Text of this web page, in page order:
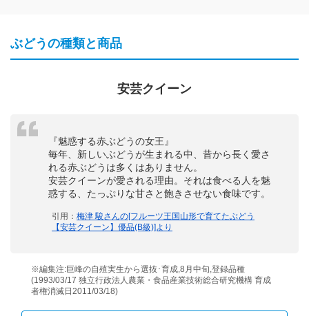
ぶどうの種類と商品
安芸クイーン
『魅惑する赤ぶどうの女王』
毎年、新しいぶどうが生まれる中、昔から長く愛さ
れる赤ぶどうは多くはありません。
安芸クイーンが愛される理由。それは食べる人を魅
惑する、たっぷりな甘さと飽きさせない食味です。
引用： 梅津 駿さんの[フルーツ王国山形で育てたぶどう
【安芸クイーン】優品(B級)]より
※編集注:巨峰の自殖実生から選抜･育成,8月中旬,登録品種
(1993/03/17 独立行政法人農業・食品産業技術総合研究機構 育成
者権消滅日2011/03/18)